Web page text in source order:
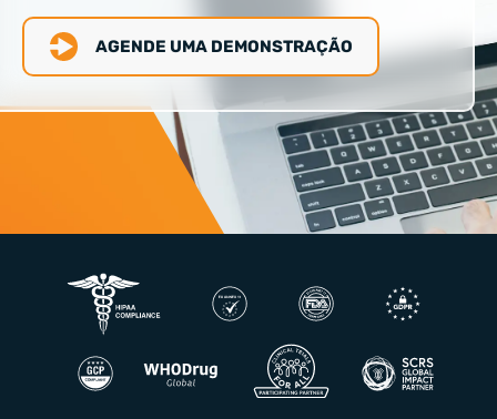
AGENDE UMA DEMONSTRAÇÃO